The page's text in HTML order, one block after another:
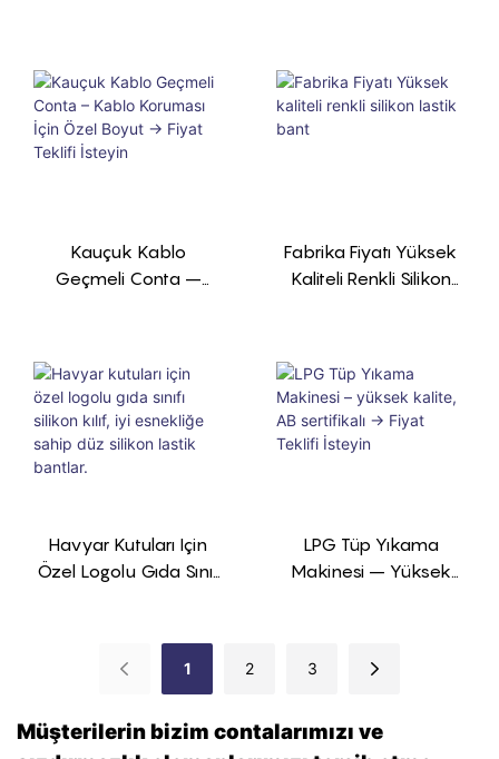
Kauçuk Kablo
Geçmeli Conta –
Fabrika Fiyatı Yüksek
Kaliteli Renkli Silikon
Havyar Kutuları Için
Özel Logolu Gıda Sınıfı
Lastik Bantlar.
LPG Tüp Yıkama
Makinesi – Yüksek
1 2 3
Müşterilerin bizim contalarımızı ve